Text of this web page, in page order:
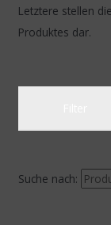
Letztere stellen
Produktes dar.
Suche nach: